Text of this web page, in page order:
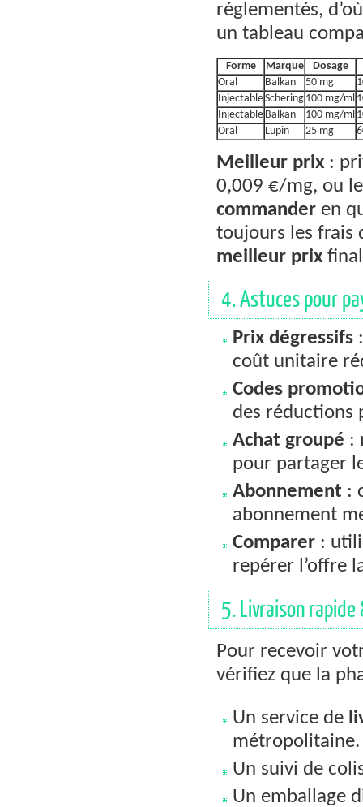
réglementés,
un tableau
Forme Marque
Dosage
Oral
Balkan 50 mg
InjectableSchering 100 mg/ml
Injectable Balkan 100 mg/ml
Oral
Lupin 25 mg
Meilleur prix :
0,009 €/mg, ou
commander en
toujours les frais
meilleur prix
4. Astuces pour
Prix dégressifs
coût unitaire
Codes
des réductions
Achat groupé :
pour partager
Abonnement :
abonnement
Comparer :
repérer l’offre
5. Livraison
Pour recevoir
vérifiez que la
Un service de
métropolitaine.
Un suivi de
Un emballage